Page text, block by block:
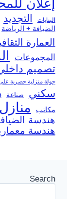
إعلان
البنايات التجديد
الضيافة + الرياضة
العمارة
المجموعات
تصميم
جولة منزلية حصرية
سكني صناعة
مكاتب منازل
هندسة
هندسة
Search